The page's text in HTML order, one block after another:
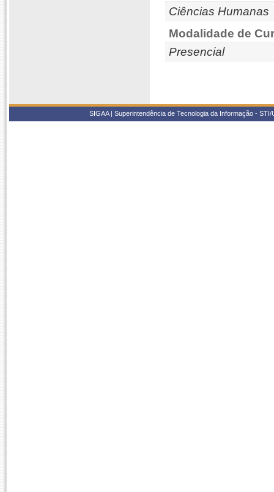
Ciências Humanas
Modalidade de
Presencial
SIGAA | Superintendência de Tecnologia da Informação -